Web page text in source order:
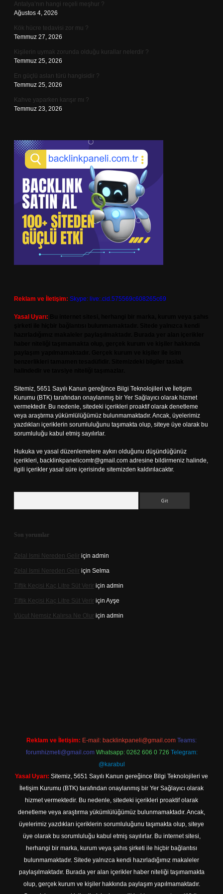
Antalya’nın hangi reçeli meşhur ?
Ağustos 4, 2026
Kök hücre tedavisi zor mu ?
Temmuz 27, 2026
Kişilerin uymak zorunda olduğu kurallar nelerdir ?
Temmuz 25, 2026
En güçlü aslan türü hangisidir ?
Temmuz 25, 2026
Kahve yaparken karışır mı ?
Temmuz 23, 2026
Reklam ve İletişim: Skype: live:.cid.575569c608265c69
Yasal Uyarı:
Sitemiz, 5651 Sayılı Kanun gereğince Bilgi Teknolojileri ve İletişim
Kurumu (BTK) tarafından onaylanmış bir Yer Sağlayıcı olarak hizmet
vermektedir. Bu nedenle, sitedeki içerikleri proaktif olarak denetleme
veya araştırma yükümlülüğümüz bulunmamaktadır. Ancak, üyelerimiz
yazdıkları içeriklerin sorumluluğunu taşımakta olup, siteye üye olarak bu
sorumluluğu kabul etmiş sayılırlar.
Hukuka ve yasal düzenlemelere aykırı olduğunu düşündüğünüz
içerikleri, backlinkpanelicomtr@gmail.com adresine bildirmeniz halinde,
ilgili içerikler yasal süre içerisinde sitemizden kaldırılacaktır.
Son yorumlar
Zelal Ismi Nereden Gelir için admin
Zelal Ismi Nereden Gelir için Selma
Tiftik Keçisi Kaç Litre Süt Verir için admin
Tiftik Keçisi Kaç Litre Süt Verir için Ayşe
Vücut Nemsiz Kalırsa Ne Olur için admin
Reklam ve İletişim: E-mail: backlinkpaneli@gmail.com Teams:
forumhizmeti@gmail.com Whatsapp: 0262 606 0 726 Telegram:
@karabul
Yasal Uyarı: Sitemiz, 5651 Sayılı Kanun gereğince Bilgi Teknolojileri ve
İletişim Kurumu (BTK) tarafından onaylanmış bir Yer Sağlayıcı olarak
hizmet vermektedir. Bu nedenle, sitedeki içerikleri proaktif olarak
denetleme veya araştırma yükümlülüğümüz bulunmamaktadır. Ancak,
üyelerimiz yazdıkları içeriklerin sorumluluğunu taşımakta olup, siteye
üye olarak bu sorumluluğu kabul etmiş sayılırlar. Bu internet sitesi,
herhangi bir marka, kurum veya şahıs şirketi ile hiçbir bağlantısı
bulunmamaktadır. Sitede yalnızca kendi hazırladığımız makaleler
paylaşılmaktadır. Burada yer alan içerikler haber niteliği taşımamakta
olup, gerçek kurum ve kişiler hakkında paylaşım yapılmamaktadır.